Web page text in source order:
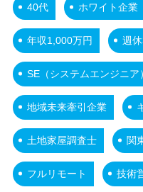
40代 ホワイト企業
年収1,000万円 週
SE（システムエンジニア）
地域未来牽引企業
土地家屋調査士 関
フルリモート 技術